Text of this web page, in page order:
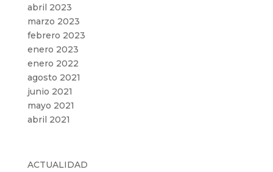
abril 2023
marzo 2023
febrero 2023
enero 2023
enero 2022
agosto 2021
junio 2021
mayo 2021
abril 2021
ACTUALIDAD